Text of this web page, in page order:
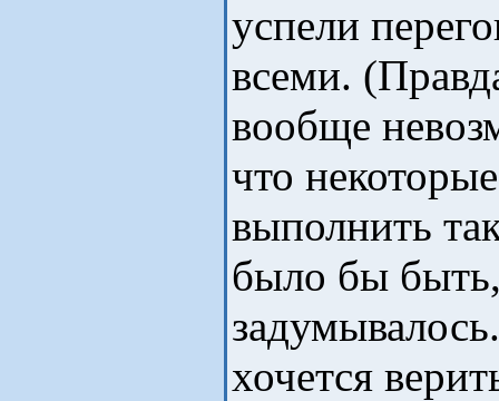
успели
всеми.
вообще
что
выполнить
было бы
хочется